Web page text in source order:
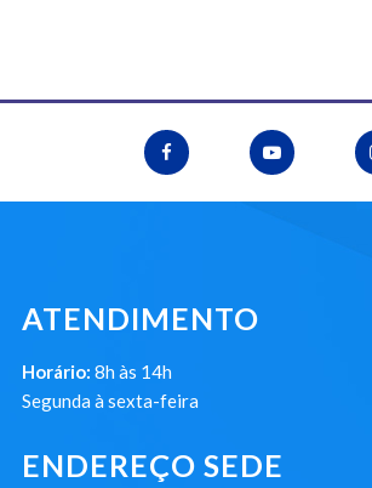
ATENDIMENTO
Horário: 8h às 14h
Segunda à sexta-feira
ENDEREÇO SEDE